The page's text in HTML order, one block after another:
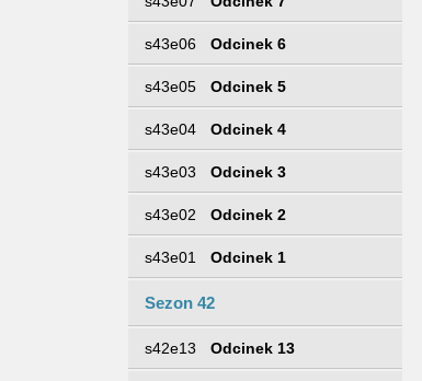
s43e06 Odcinek 6
s43e05 Odcinek 5
s43e04 Odcinek 4
s43e03 Odcinek 3
s43e02 Odcinek 2
s43e01 Odcinek 1
Sezon 42
s42e13 Odcinek 13